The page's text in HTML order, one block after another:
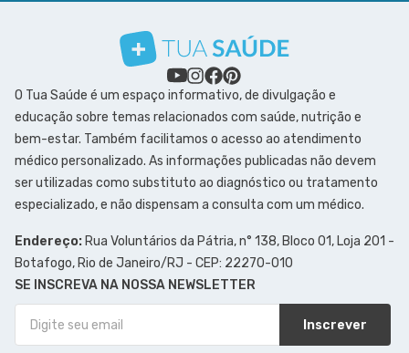
O Tua Saúde é um espaço informativo, de divulgação e
educação sobre temas relacionados com saúde, nutrição e
bem-estar. Também facilitamos o acesso ao atendimento
médico personalizado. As informações publicadas não devem
ser utilizadas como substituto ao diagnóstico ou tratamento
especializado, e não dispensam a consulta com um médico.
Endereço: Rua Voluntários da Pátria, n° 138, Bloco 01, Loja 201 -
Botafogo, Rio de Janeiro/RJ - CEP: 22270-010
SE INSCREVA NA NOSSA NEWSLETTER
Inscrever